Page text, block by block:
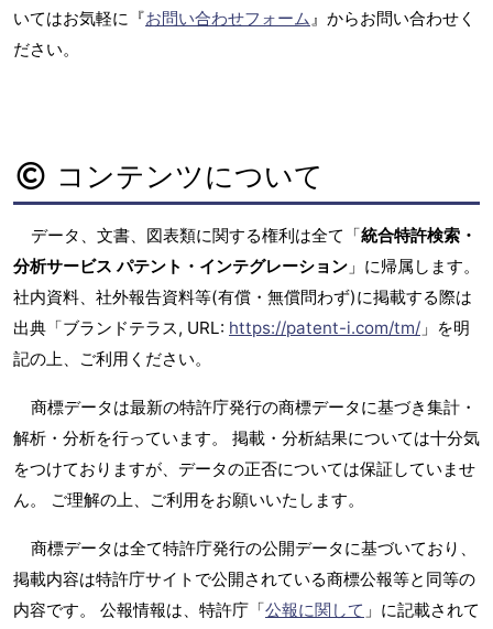
いてはお気軽に『お問い合わせフォーム』からお問い合わせく
ださい。
コンテンツについて
データ、文書、図表類に関する権利は全て「統合特許検索・
分析サービス パテント・インテグレーション 」に帰属します。
社内資料、社外報告資料等(有償・無償問わず)に掲載する際は
出典「ブランドテラス, URL: https://patent-i.com/tm/ 」を明
記の上、ご利用ください。
商標データは最新の特許庁発行の商標データに基づき集計・
解析・分析を行っています。 掲載・分析結果については十分気
をつけておりますが、データの正否については保証していませ
ん。 ご理解の上、ご利用をお願いいたします。
商標データは全て特許庁発行の公開データに基づいており、
掲載内容は特許庁サイトで公開されている商標公報等と同等の
内容です。 公報情報は、特許庁「公報に関して 」に記載されて